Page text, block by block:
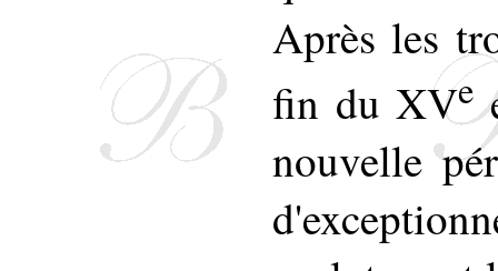
Après les
fin du XVe
nouvelle